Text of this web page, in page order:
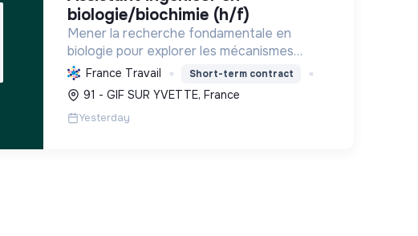
biologie/biochimie (h/f)
Mener la recherche fondamentale en
biologie pour explorer les mécanismes
mitochondriaux et l'impact de molécules,
contribuant ainsi aux avancées médicales
et à l'innovation scientifique pour la santé ...
France Travail Short-term contract
91 - GIF SUR YVETTE, France
Yesterday